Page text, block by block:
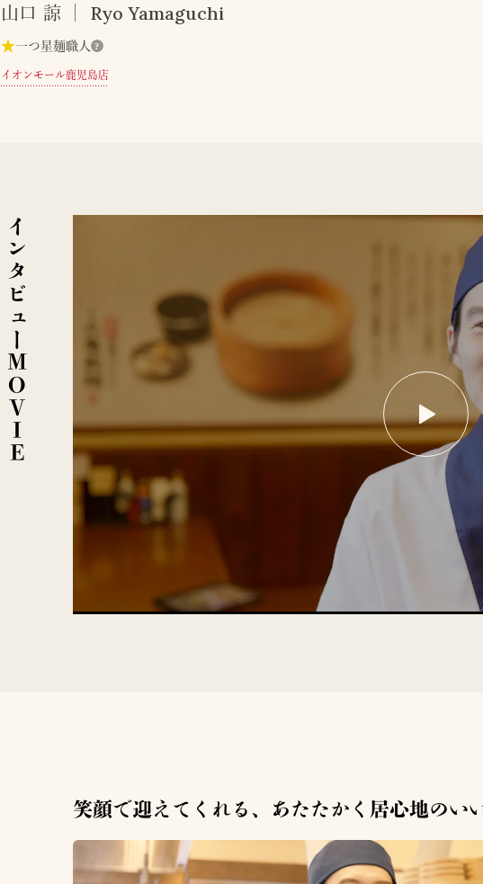
山口 諒 Ryo Yamaguchi
★一つ星麺職人 ?
イオンモール鹿児島店
インタビューMOVIE
笑顔で迎えてくれる、あたたかく居心地のい